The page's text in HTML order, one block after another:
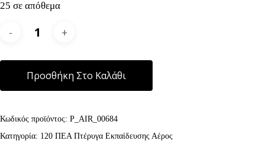
25 σε απόθεμα
Προσθήκη Στο Καλάθι
Κωδικός προϊόντος: P_AIR_00684
Κατηγορία: 120 ΠΕΑ Πτέρυγα Εκπαίδευσης Αέρος